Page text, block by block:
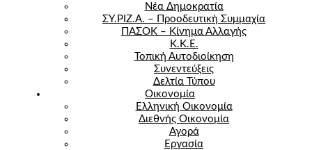
Νέα Δημοκρατία
ΣΥ.ΡΙΖ.Α. – Προοδευτική Συμμαχία
ΠΑΣΟΚ – Κίνημα Αλλαγής
Κ.Κ.Ε.
Τοπική Αυτοδιοίκηση
Συνεντεύξεις
Δελτία Τύπου
Οικονομία
Ελληνική Οικονομία
Διεθνής Οικονομία
Αγορά
Εργασία